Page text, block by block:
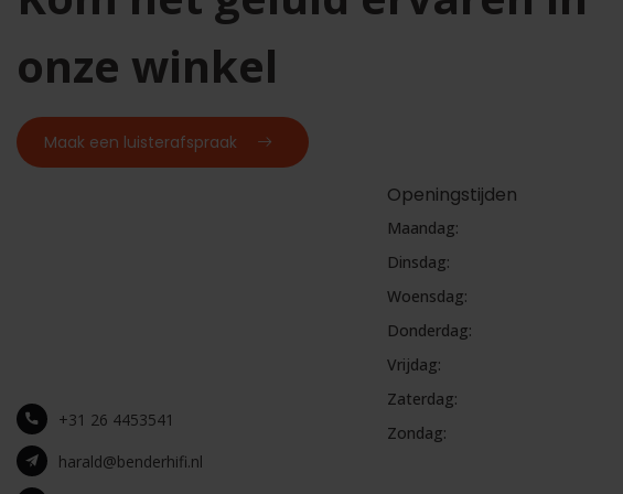
onze winkel
Maak een luisterafspraak
+31 26 4453541
harald@benderhifi.nl
Openingstijden
Maandag:
Dinsdag:
Woensdag:
Donderdag:
Vrijdag:
Zaterdag:
Zondag: